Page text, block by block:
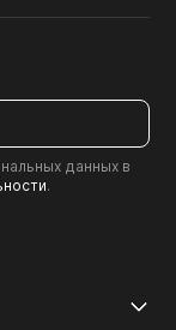
данных в
.